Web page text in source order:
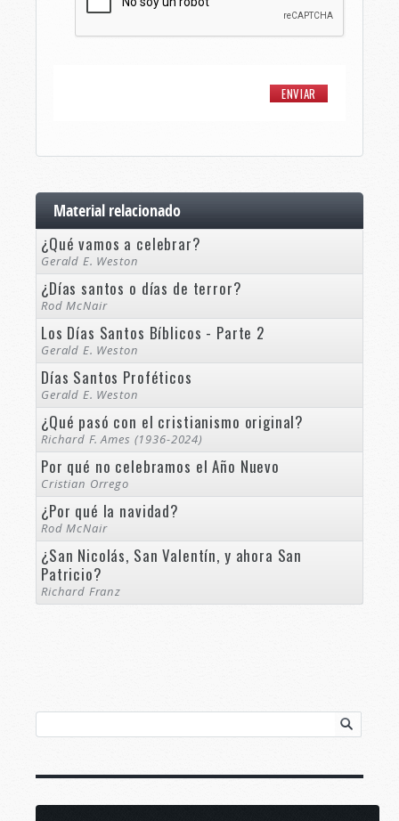
Material relacionado
¿Qué vamos a celebrar?
Gerald E. Weston
¿Días santos o días de terror?
Rod McNair
Los Días Santos Bíblicos - Parte 2
Gerald E. Weston
Días Santos Proféticos
Gerald E. Weston
¿Qué pasó con el cristianismo original?
Richard F. Ames (1936-2024)
Por qué no celebramos el Año Nuevo
Cristian Orrego
¿Por qué la navidad?
Rod McNair
¿San Nicolás, San Valentín, y ahora San
Patricio?
Richard Franz